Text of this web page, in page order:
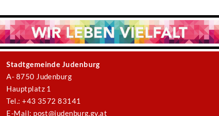
Stadtgemeinde Judenburg
A- 8750 Judenburg
Hauptplatz 1
Tel.: +43 3572 83141
E-Mail: post@judenburg.gv.at